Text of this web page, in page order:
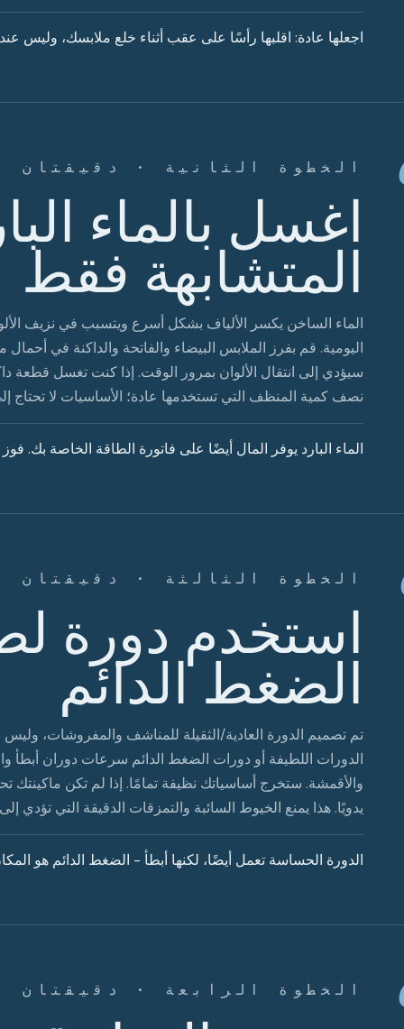
اجعلها عادة: اقلبها رأسًا على عقب أثناء خلع ملابسك، وليس
الخطوة الثانية · دقيقتان
اغسل بالماء
المتشابهة فقط
الماء الساخن يكسر الألياف بشكل أسرع ويتسبب في نزيف
اليومية. قم بفرز الملابس البيضاء والفاتحة والداكنة في
سيؤدي إلى انتقال الألوان بمرور الوقت. إذا كنت تغسل قطعة
نصف كمية المنظف التي تستخدمها عادة؛ الأساسيات لا تحتاج
الماء البارد يوفر المال أيضًا على فاتورة الطاقة الخاصة بك.
الخطوة الثالثة · دقيقتان
استخدم دورة
الضغط الدائم
تم تصميم الدورة العادية/الثقيلة للمناشف والمفروشات،
الدورات اللطيفة أو دورات الضغط الدائم سرعات دوران أبطأ
والأقمشة. ستخرج أساسياتك نظيفة تمامًا. إذا لم تكن
يدويًا. هذا يمنع الخيوط السائبة والتمزقات الدقيقة التي تؤدي
الدورة الحساسة تعمل أيضًا، لكنها أبطأ - الضغط الدائم هو
الخطوة الرابعة · دقيقتان